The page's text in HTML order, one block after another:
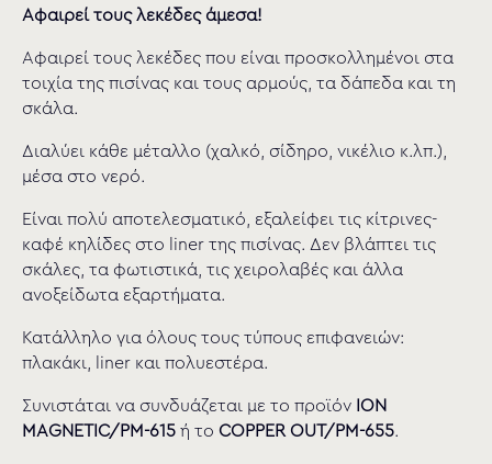
Αφαιρεί τους λεκέδες άμεσα!
Αφαιρεί τους λεκέδες που είναι προσκολλημένοι στα
τοιχία της πισίνας και τους αρμούς, τα δάπεδα και τη
σκάλα.
Διαλύει κάθε μέταλλο (χαλκό, σίδηρο, νικέλιο κ.λπ.),
μέσα στο νερό.
Είναι πολύ αποτελεσματικό, εξαλείφει τις κίτρινες-
καφέ κηλίδες στο liner της πισίνας. Δεν βλάπτει τις
σκάλες, τα φωτιστικά, τις χειρολαβές και άλλα
ανοξείδωτα εξαρτήματα.
Κατάλληλο για όλους τους τύπους επιφανειών:
πλακάκι, liner και πολυεστέρα.
Συνιστάται να συνδυάζεται με το προϊόν ION
MAGNETIC/PM-615 ή το COPPER OUT/PM-655.